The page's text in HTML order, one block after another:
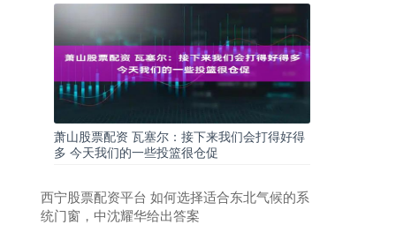
萧山股票配资 瓦塞尔：接下来我们会打得好得
多 今天我们的一些投篮很仓促
西宁股票配资平台 如何选择适合东北气候的系
统门窗，中沈耀华给出答案